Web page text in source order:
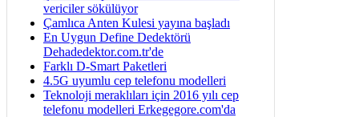
vericiler sökülüyor
Çamlıca Anten Kulesi yayına başladı
En Uygun Define Dedektörü
Dehadedektor.com.tr'de
Farklı D-Smart Paketleri
4.5G uyumlu cep telefonu modelleri
Teknoloji meraklıları için 2016 yılı cep
telefonu modelleri Erkegegore.com'da